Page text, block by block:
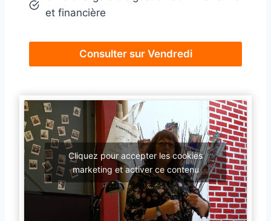
et financière
Consulter sur Vendredi
Cliquez pour accepter les cookies
marketing et activer ce contenu